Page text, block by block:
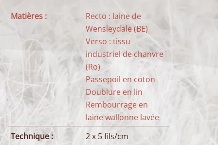
Matières :
Recto : laine de
Wensleydale (BE)
Verso : tissu
industriel de chanvre
(Ro)
Passepoil en coton
Doublure en lin
Rembourrage en
laine wallonne lavée
Technique :
2 x 5 fils/cm